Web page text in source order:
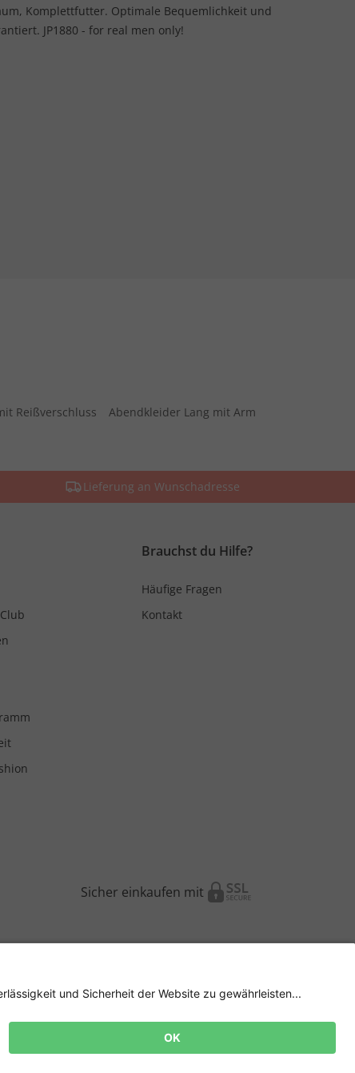
Komplettfutter. Optimale Bequemlichkeit und
JP1880 - for real men only!
Reißverschluss
Abendkleider Lang mit Arm
Lieferung an Wunschadresse
Brauchst du Hilfe?
Häufige Fragen
Kontakt
Sicher einkaufen mit